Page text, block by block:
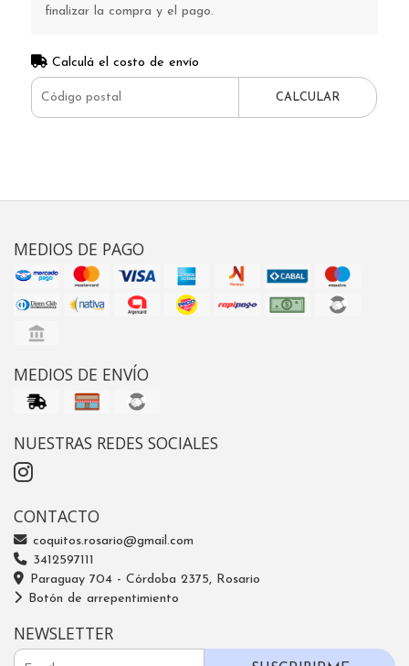
finalizar la compra y el pago.
Calculá el costo de envío
CALCULAR
MEDIOS DE PAGO
MEDIOS DE ENVÍO
NUESTRAS REDES SOCIALES
CONTACTO
coquitos.rosario@gmail.com
3412597111
Paraguay 704 - Córdoba 2375, Rosario
Botón de arrepentimiento
NEWSLETTER